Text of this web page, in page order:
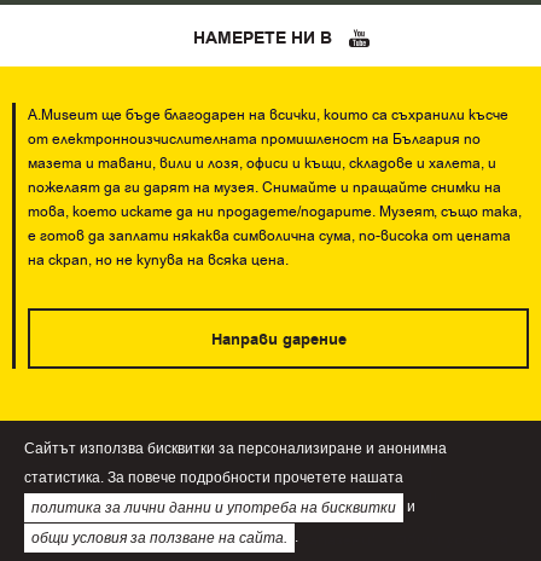
Сайтът използва бисквитки за персонализиране и анонимна
статистика. За повече подробности прочетете нашата
политика за лични данни и употреба на бисквитки
и
общи условия за ползване на сайта. .
НАМЕРЕТЕ НИ В
A.Museum ще бъде благодарен на всички, които са съхранили късче
от електронноизчислителната промишленост на България по
мазета и тавани, вили и лозя, офиси и къщи, складове и халета, и
пожелаят да ги дарят на музея. Снимайте и пращайте снимки на
това, което искате да ни продадете/подарите. Музеят, също така,
е готов да заплати някаква символична сума, по-висока от цената
на скрап, но не купува на всяка цена.
Направи дарение
При използване на информация и изображения от А.Museum е
задължителното да цитирате името на сайта!
©2026 amuseum.bg. Всички права запазени!